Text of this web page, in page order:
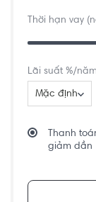
Thời hạn vay
Lãi suất %/năm
Mặc định
Thanh
giảm dần